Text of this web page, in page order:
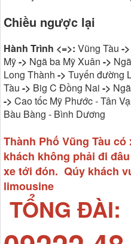
Chiều ngược lại
Hành Trình <=>: Vũng Tàu ->
Mỹ-> Ngã ba Mỹ Xuân ->
Long Thành -> Tuyến đường
Tàu -> Big C Đồng Nai ->
-> Cao tốc Mỹ Phước - Tân
Bàu Bàng - Bình Dương
Thành Phố Vũng Tàu
khách không phải đi
xe tới đón. Qúy khách
limousine
TỔNG ĐÀI: